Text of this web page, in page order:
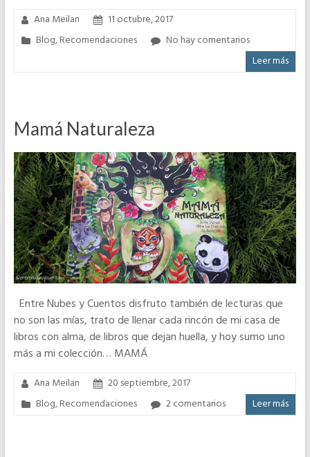
Ana Meilan
11 octubre, 2017
Blog,Recomendaciones
No hay comentarios
Leer más
Mamá Naturaleza
Entre Nubes y Cuentos disfruto también de lecturas que
no son las mías, trato de llenar cada rincón de mi casa de
libros con alma, de libros que dejan huella, y hoy sumo uno
más a mi colección… MAMÁ
Ana Meilan
20 septiembre, 2017
Blog,Recomendaciones 2 comentarios Leer más